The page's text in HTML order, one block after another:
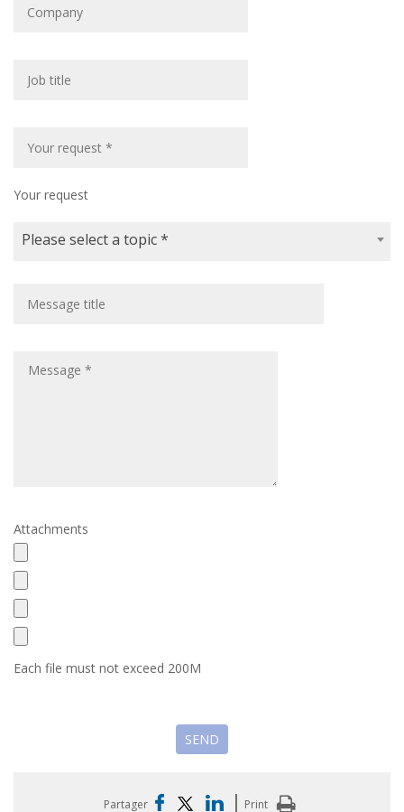
Your request
Please select a topic *
Attachments
Each file must not exceed 200M
Partager | Print